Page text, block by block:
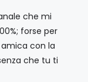
che mi
forse per
con la
che tu ti